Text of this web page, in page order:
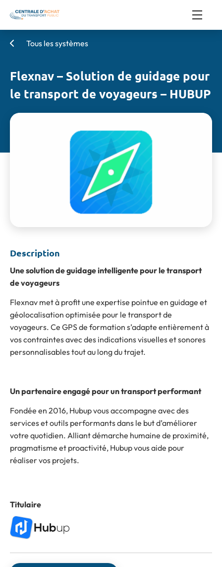
Tous les systèmes
Flexnav – Solution de guidage pour
le transport de voyageurs – HUBUP
Description
Une solution de guidage intelligente pour le transport
de voyageurs
Flexnav met à profit une expertise pointue en guidage et
géolocalisation optimisée pour le transport de
voyageurs. Ce GPS de formation s’adapte entièrement à
vos contraintes avec des indications visuelles et sonores
personnalisables tout au long du trajet.
Un partenaire engagé pour un transport performant
Fondée en 2016, Hubup vous accompagne avec des
services et outils performants dans le but d’améliorer
votre quotidien. Alliant démarche humaine de proximité,
pragmatisme et proactivité, Hubup vous aide pour
réaliser vos projets.
Titulaire